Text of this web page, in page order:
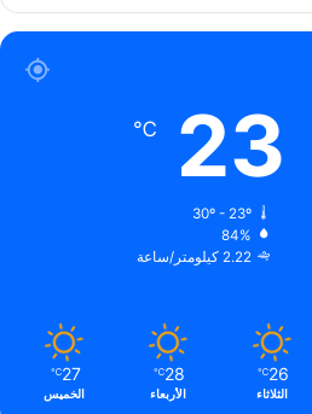
23
℃
30º - 23º
84%
2.22 كيلومتر/ساعة
26
℃
الثلاثاء
28
℃
الأربعاء
27
℃
الخميس